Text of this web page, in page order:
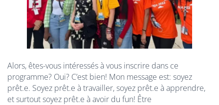
Alors, êtes-vous intéressés à vous inscrire dans ce
programme? Oui? C’est bien! Mon message est: soyez
prêt.e. Soyez prêt.e à travailler, soyez prêt.e à apprendre,
et surtout soyez prêt.e à avoir du fun! Être